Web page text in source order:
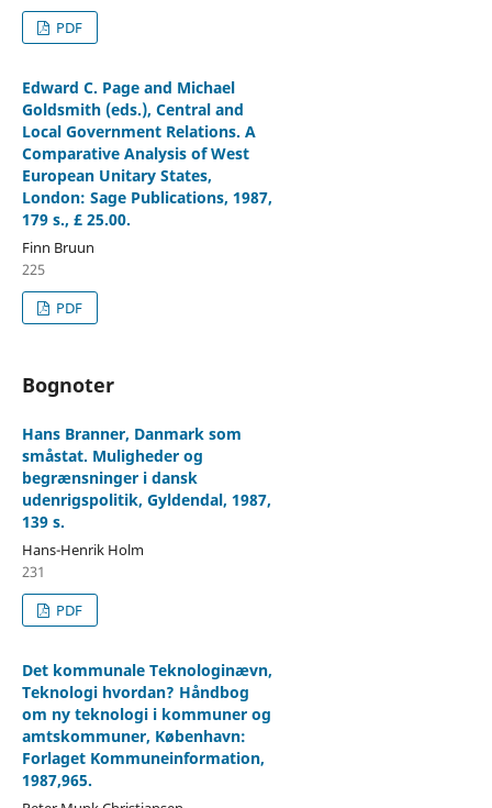
PDF
Edward C. Page and Michael
Goldsmith (eds.), Central and
Local Government Relations. A
Comparative Analysis of West
European Unitary States,
London: Sage Publications, 1987,
179 s., £ 25.00.
Finn Bruun
225
PDF
Bognoter
Hans Branner, Danmark som
småstat. Muligheder og
begrænsninger i dansk
udenrigspolitik, Gyldendal, 1987,
139 s.
Hans-Henrik Holm
231
PDF
Det kommunale Teknologinævn,
Teknologi hvordan? Håndbog
om ny teknologi i kommuner og
amtskommuner, København:
Forlaget Kommuneinformation,
1987,965.